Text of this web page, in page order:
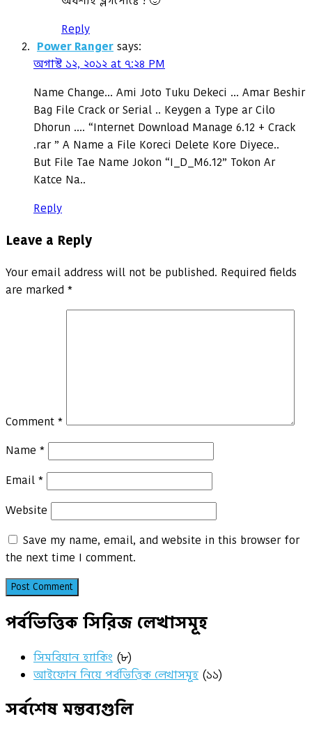
Reply
Power Ranger says:
অগাস্ট ১২, ২০১২ at ৭:২৪ PM
Name Change… Ami Joto Tuku Dekeci … Amar Beshir
Bag File Crack or Serial .. Keygen a Type ar Cilo
Dhorun …. “Internet Download Manage 6.12 + Crack
.rar ” A Name a File Koreci Delete Kore Diyece..
But File Tae Name Jokon “I_D_M6.12” Tokon Ar
Katce Na..
Reply
Leave a Reply
Your email address will not be published. Required fields
are marked *
Comment *
Name *
Email *
Website
Save my name, email, and website in this browser for
the next time I comment.
পর্বভিত্তিক সিরিজ লেখাসমূহ
সিমবিয়ান হ্যাকিং (৮)
আইফোন নিয়ে পর্বভিত্তিক লেখাসমূহ (১১)
সর্বশেষ মন্তব্যগুলি